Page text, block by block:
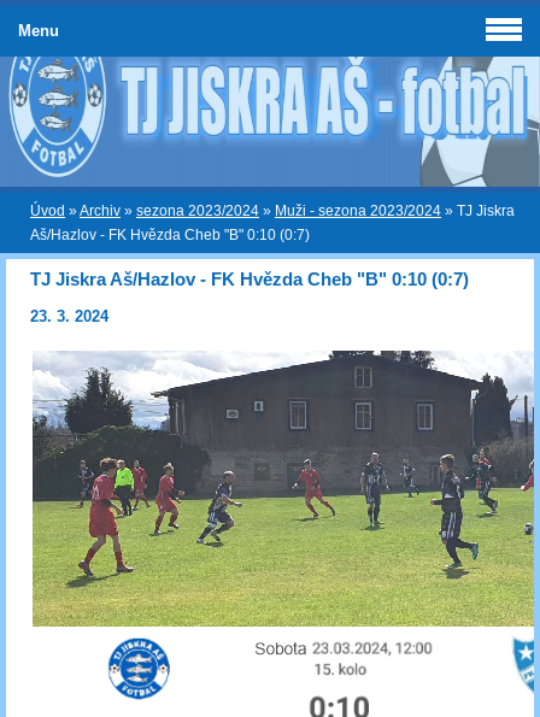
Úvod »Archiv » sezona 2023/2024 » Muži - sezona 2023/2024 » TJ Jiskra
Aš/Hazlov - FK Hvězda Cheb "B" 0:10 (0:7)
TJ Jiskra Aš/Hazlov - FK Hvězda Cheb "B" 0:10 (0:7)
23. 3. 2024
Menu